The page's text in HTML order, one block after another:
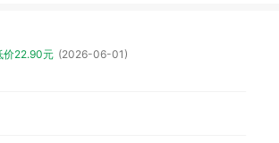
价22.90元 (2026-06-01)